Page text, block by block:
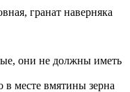
гранат наверняка
они не должны иметь
в месте вмятины зерна